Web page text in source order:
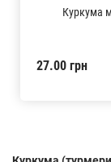
Куркума
27.00 грн